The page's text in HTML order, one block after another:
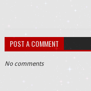
POST A COMMENT
No comments